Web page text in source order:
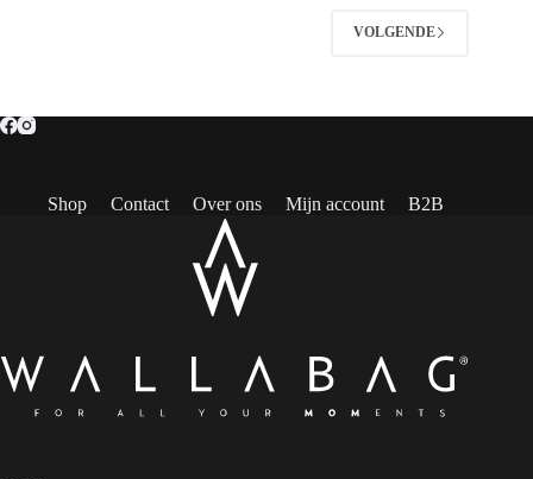
VOLGENDE
Shop Contact Over ons Mijn account B2B